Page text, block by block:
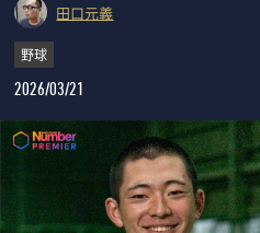
田口元義
野球
2026/03/21